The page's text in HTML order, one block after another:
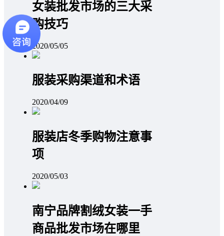
女装批发市场的三大采
购技巧
2020/05/05
服装采购渠道和术语
2020/04/09
服装店冬季购物注意事
项
2020/05/03
南宁品牌割绒女装一手
商品批发市场在哪里